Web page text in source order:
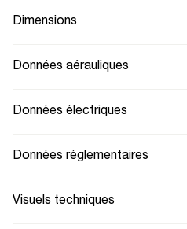
Dimensions
Données aérauliques
Données électriques
Données réglementaires
Visuels techniques